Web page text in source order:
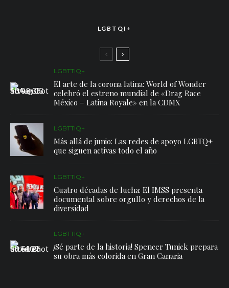
LGBTQI+
LGBTTIQ+
El arte de la corona latina: World of Wonder
celebró el estreno mundial de «Drag Race
México – Latina Royale» en la CDMX
LGBTTIQ+
Más allá de junio: Las redes de apoyo LGBTQ+
que siguen activas todo el año
LGBTTIQ+
Cuatro décadas de lucha: El IMSS presenta
documental sobre orgullo y derechos de la
diversidad
LGBTTIQ+
¡Sé parte de la historia! Spencer Tunick prepara
su obra más colorida en Gran Canaria